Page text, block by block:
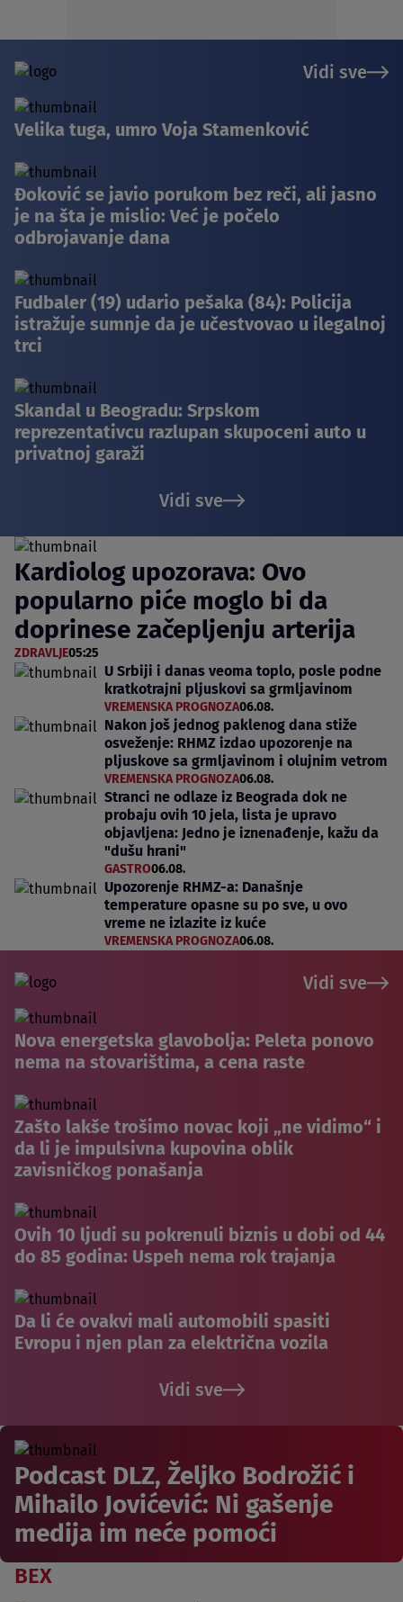
Vidi sve
Velika tuga, umro Voja Stamenković
Đoković se javio porukom bez reči, ali jasno
je na šta je mislio: Već je počelo
odbrojavanje dana
Fudbaler (19) udario pešaka (84): Policija
istražuje sumnje da je učestvovao u ilegalnoj
trci
Skandal u Beogradu: Srpskom
reprezentativcu razlupan skupoceni auto u
privatnoj garaži
Vidi sve
Kardiolog upozorava: Ovo
popularno piće moglo bi da
doprinese začepljenju arterija
ZDRAVLJE05:25
U Srbiji i danas veoma toplo, posle podne
kratkotrajni pljuskovi sa grmljavinom
VREMENSKA PROGNOZA06.08.
Nakon još jednog paklenog dana stiže
osveženje: RHMZ izdao upozorenje na
pljuskove sa grmljavinom i olujnim vetrom
VREMENSKA PROGNOZA06.08.
Stranci ne odlaze iz Beograda dok ne
probaju ovih 10 jela, lista je upravo
objavljena: Jedno je iznenađenje, kažu da
"dušu hrani"
GASTRO06.08.
Upozorenje RHMZ-a: Današnje
temperature opasne su po sve, u ovo
vreme ne izlazite iz kuće
VREMENSKA PROGNOZA06.08.
Vidi sve
Nova energetska glavobolja: Peleta ponovo
nema na stovarištima, a cena raste
Zašto lakše trošimo novac koji „ne vidimo“ i
da li je impulsivna kupovina oblik
zavisničkog ponašanja
Ovih 10 ljudi su pokrenuli biznis u dobi od 44
do 85 godina: Uspeh nema rok trajanja
Da li će ovakvi mali automobili spasiti
Evropu i njen plan za električna vozila
Vidi sve
Podcast DLZ, Željko Bodrožić i
Mihailo Jovićević: Ni gašenje
medija im neće pomoći
BEX